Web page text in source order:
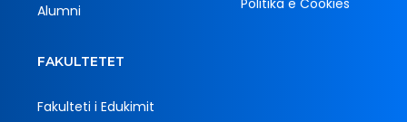
Alumni
Politika e Cookies
FAKULTETET
Fakulteti i Edukimit